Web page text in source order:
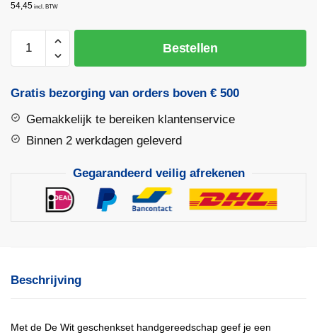
54,45 incl. BTW
Handgereedschap
Bestellen
Gratis bezorging van orders boven € 500
Gemakkelijk te bereiken klantenservice
Binnen 2 werkdagen geleverd
Gegarandeerd veilig afrekenen
Beschrijving
Met de De Wit geschenkset handgereedschap geef je een